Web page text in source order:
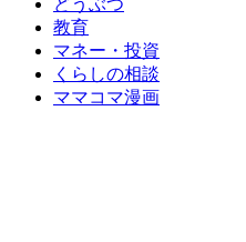
教育
マネー・投資
くらしの相談
ママコマ漫画